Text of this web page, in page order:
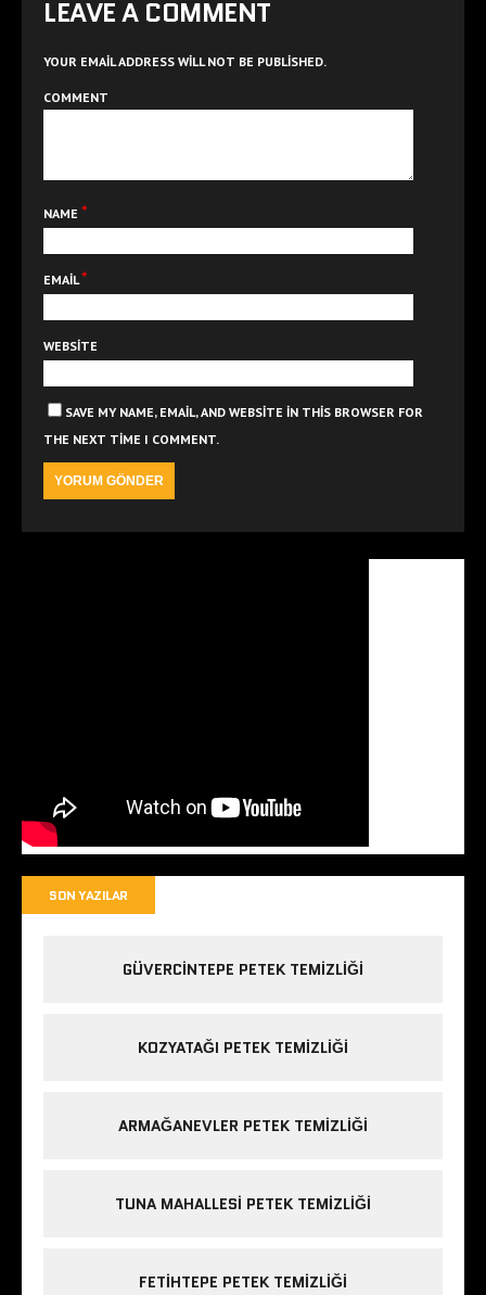
LEAVE A COMMENT
YOUR EMAIL ADDRESS WILL NOT BE PUBLISHED.
COMMENT
NAME *
EMAIL*
WEBSITE
SAVE MY NAME, EMAIL, AND WEBSITE IN THIS BROWSER FOR
THE NEXT TIME I COMMENT.
SON YAZILAR
GÜVERCINTEPE PETEK TEMIZLIĞI
KOZYATAĞI PETEK TEMIZLIĞI
ARMAĞANEVLER PETEK TEMIZLIĞI
TUNA MAHALLESI PETEK TEMIZLIĞI
FETIHTEPE PETEK TEMIZLIĞI